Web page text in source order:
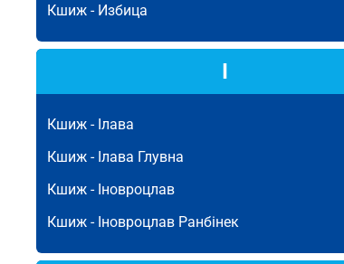
Кшиж - Избица
І
Кшиж - Ілава
Кшиж - Ілава Глувна
Кшиж - Іновроцлав
Кшиж - Іновроцлав Ранбінек